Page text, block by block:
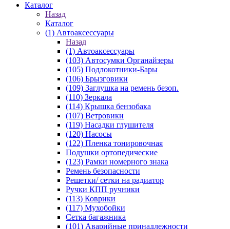
Каталог
Назад
Каталог
(1) Автоаксессуары
Назад
(1) Автоаксессуары
(103) Автосумки Органайзеры
(105) Подлокотники-Бары
(106) Брызговики
(109) Заглушка на ремень безоп.
(110) Зеркала
(114) Крышка бензобака
(107) Ветровики
(119) Насадки глушителя
(120) Насосы
(122) Пленка тонировочная
Подушки ортопедические
(123) Рамки номерного знака
Ремень безопасности
Решетки/ сетки на радиатор
Ручки КПП ручники
(113) Коврики
(117) Мухобойки
Сетка багажника
(101) Аварийные принадлежности